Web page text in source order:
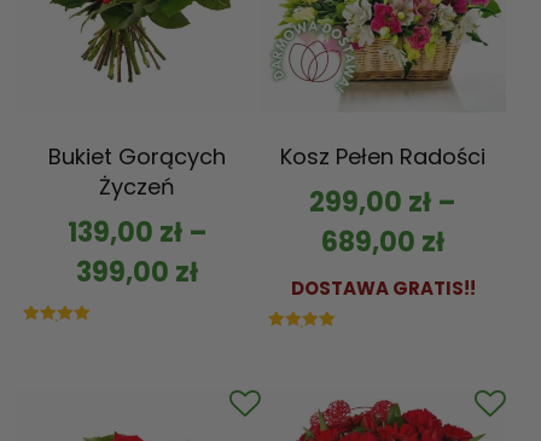
Bukiet Gorących
Życzeń
139,00 zł–
399,00 zł
Kosz Pełen Radości
299,00 zł –
689,00 zł
DOSTAWA GRATIS!!